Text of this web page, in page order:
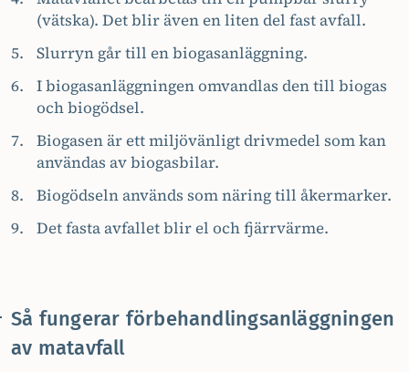
(vätska). Det blir även en liten del fast avfall.
Slurryn går till en biogasanläggning.
I biogasanläggningen omvandlas den till biogas
och biogödsel.
Biogasen är ett miljövänligt drivmedel som kan
användas av biogasbilar.
Biogödseln används som näring till åkermarker.
Det fasta avfallet blir el och fjärrvärme.
Så fungerar förbehandlingsanläggningen
av matavfall